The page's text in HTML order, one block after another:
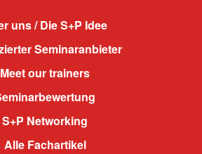
uns / Die S+P Idee
Seminaranbieter
Meet our trainers
S+P Networking
Alle Fachartikel